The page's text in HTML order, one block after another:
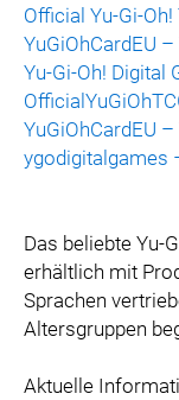
Official Yu-Gi-
YuGiOhCardEU –
Yu-Gi-Oh! Digital
YuGiOhCardEU
ygodigitalgames
Das beliebte Yu-
erhältlich mit
Sprachen
Altersgruppen
Aktuelle